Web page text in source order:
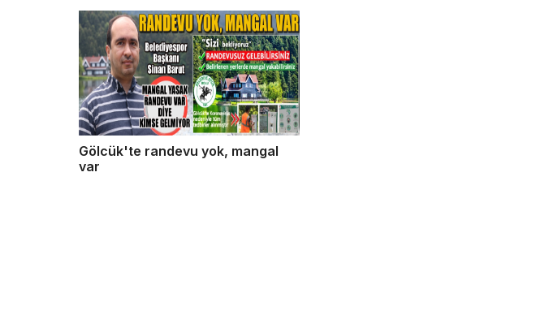
Gölcük'te randevu yok, mangal
var